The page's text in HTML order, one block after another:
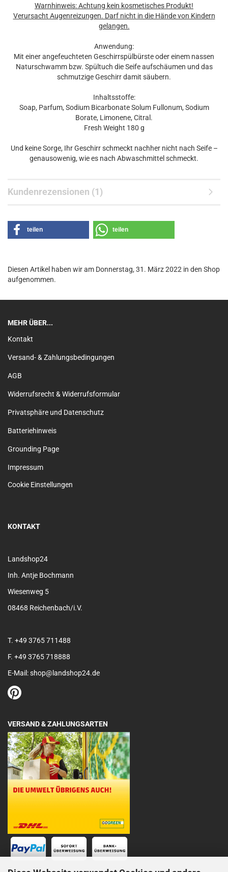
Warnhinweis: Achtung kein kosmetisches Produkt!
Verursacht Augenreizungen. Darf nicht in die Hände von Kindern
gelangen.
Anwendung:
Mit einer angefeuchteten Geschirrspülbürste oder einem nassen
Naturschwamm bzw. Spültuch die Seife aufschäumen und das
schmutzige Geschirr damit säubern.
Inhaltsstoffe:
Soap, Parfum, Sodium Bicarbonate Solum Fullonum, Sodium
Borate, Limonene, Citral.
Fresh Weight 180 g
Und keine Sorge, Ihr Geschirr schmeckt nachher nicht nach Seife –
genausowenig, wie es nach Abwaschmittel schmeckt.
Kundenrezensionen (1)
teilen teilen
Diesen Artikel haben wir am Donnerstag, 31. März 2022 in den Shop
aufgenommen.
MEHR ÜBER...
Kontakt
Versand- & Zahlungsbedingungen
AGB
Widerrufsrecht & Widerrufsformular
Privatsphäre und Datenschutz
Batteriehinweis
Grounding Page
Impressum
Cookie Einstellungen
KONTAKT
Landshop24
Inh. Antje Bochmann
Wiesenweg 5
08468 Reichenbach/i.V.
T. +49 3765 711488
F. +49 3765 718888
E-Mail: shop@landshop24.de
VERSAND & ZAHLUNGSARTEN